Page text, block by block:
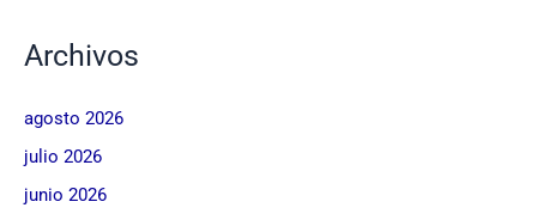
Archivos
agosto 2026
julio 2026
junio 2026